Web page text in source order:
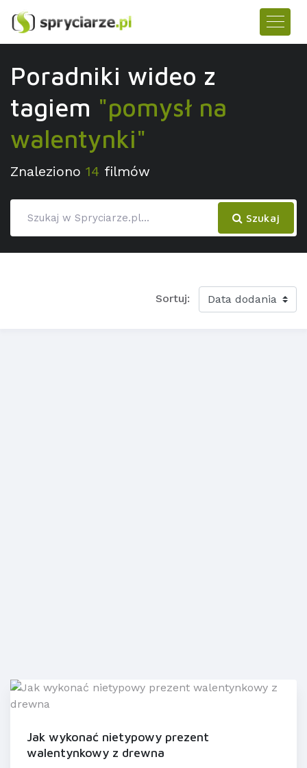
Poradniki wideo z
tagiem "pomysł na
walentynki"
Znaleziono 14 filmów
Szukaj
Sortuj:
Jak wykonać nietypowy prezent
walentynkowy z drewna